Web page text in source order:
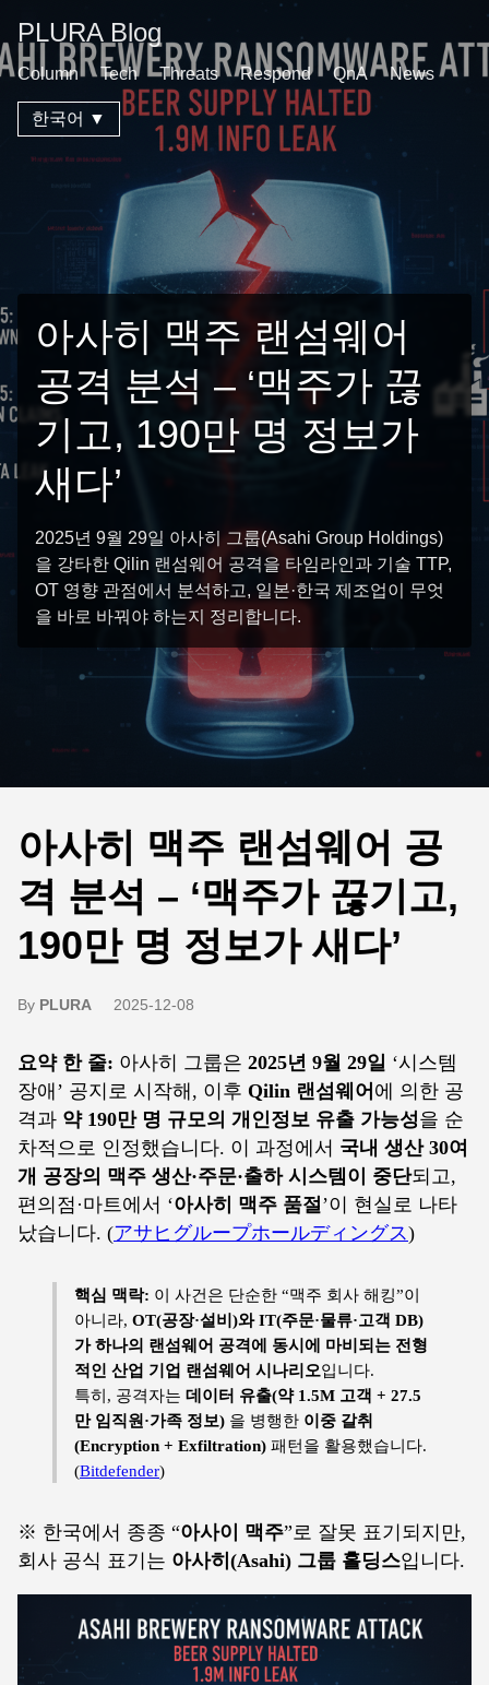
PLURA Blog
Column Tech Threats Respond QnA News
한국어 ▼
아사히 맥주 랜섬웨어
공격 분석 – ‘맥주가 끊
기고, 190만 명 정보가
새다’
2025년 9월 29일 아사히 그룹(Asahi Group Holdings)
을 강타한 Qilin 랜섬웨어 공격을 타임라인과 기술 TTP,
OT 영향 관점에서 분석하고, 일본·한국 제조업이 무엇
을 바로 바꿔야 하는지 정리합니다.
아사히 맥주 랜섬웨어 공
격 분석 – ‘맥주가 끊기고,
190만 명 정보가 새다’
By PLURA 2025-12-08
요약 한 줄: 아사히 그룹은 2025년 9월 29일 ‘시스템
장애’ 공지로 시작해, 이후 Qilin 랜섬웨어 에 의한 공
격과 약 190만 명 규모의 개인정보 유출 가능성을 순
차적으로 인정했습니다. 이 과정에서 국내 생산 30여
개 공장의 맥주 생산·주문·출하 시스템이 중단되고,
편의점·마트에서 ‘아사히 맥주 품절’이 현실로 나타
났습니다. (アサヒグループホールディングス)
핵심 맥락: 이 사건은 단순한 “맥주 회사 해킹”이
아니라, OT(공장·설비)와 IT(주문·물류·고객 DB)
가 하나의 랜섬웨어 공격에 동시에 마비되는 전형
적인 산업 기업 랜섬웨어 시나리오입니다.
특히, 공격자는 데이터 유출(약 1.5M 고객 + 27.5
만 임직원·가족 정보) 을 병행한 이중 갈취
(Encryption + Exfiltration) 패턴을 활용했습니다.
(Bitdefender)
※ 한국에서 종종 “아사이 맥주”로 잘못 표기되지만,
회사 공식 표기는 아사히(Asahi) 그룹 홀딩스입니다.